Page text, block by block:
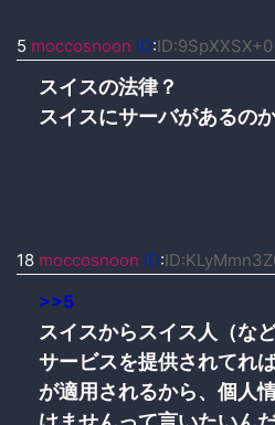
5 moccosnoon ID:ID:9SpXXSX+0
スイスの法律？
スイスにサーバがあるの
18 moccosnoon ID:
>>5
スイスからスイス人（な
サービスを提供されてれ
が適用されるから、個人